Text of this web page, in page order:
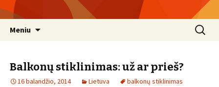
Meniu Ieškoti:
Balkonų stiklinimas: už ar prieš?
16 balandžio, 2014 Lietuva balkonų stiklinimas